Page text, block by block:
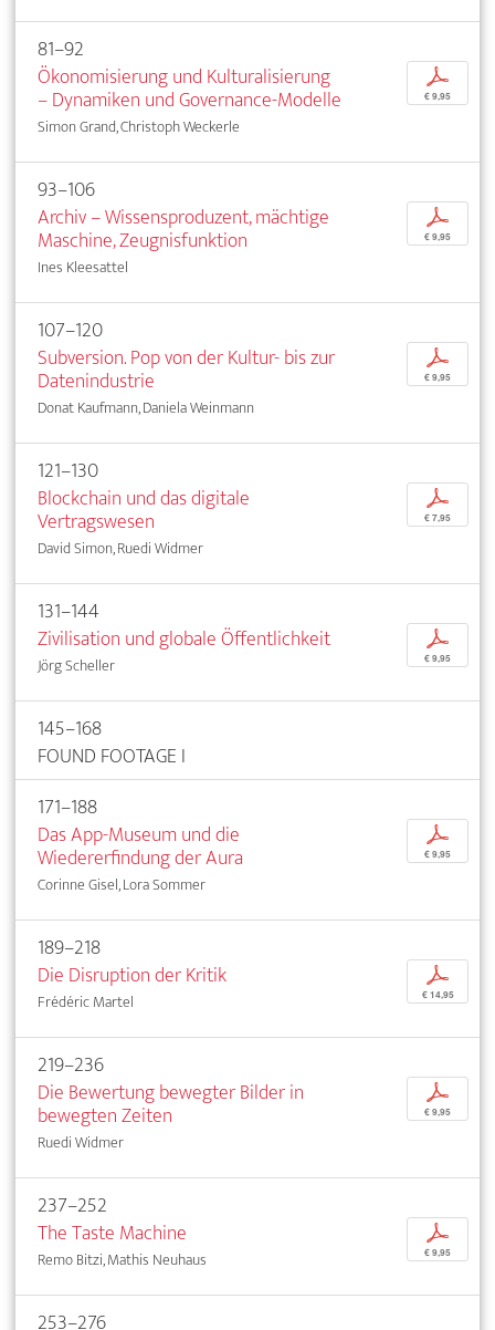
81–92
Ökonomisierung und Kulturalisierung
– Dynamiken und Governance-Modelle
Simon Grand, Christoph Weckerle
p
€ 9,95
93–106
Archiv – Wissensproduzent, mächtige
Maschine, Zeugnisfunktion
Ines Kleesattel
p
€ 9,95
107–120
Subversion. Pop von der Kultur- bis zur
Datenindustrie
Donat Kaufmann, Daniela Weinmann
p
€ 9,95
121–130
Blockchain und das digitale
Vertragswesen
David Simon, Ruedi Widmer
p
€ 7,95
131–144
Zivilisation und globale Öffentlichkeit
Jörg Scheller
p
€ 9,95
145–168
FOUND FOOTAGE I
171–188
Das App-Museum und die
Wiedererfindung der Aura
Corinne Gisel, Lora Sommer
p
€ 9,95
189–218
Die Disruption der Kritik
Frédéric Martel
p
€ 14,95
219–236
Die Bewertung bewegter Bilder in
bewegten Zeiten
Ruedi Widmer
p
€ 9,95
237–252
The Taste Machine
Remo Bitzi, Mathis Neuhaus
p
€ 9,95
253–276